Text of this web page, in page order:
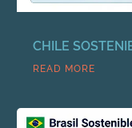
CHILE
READ MORE